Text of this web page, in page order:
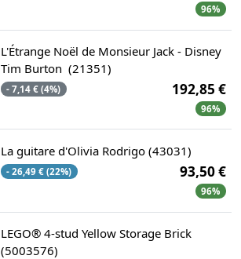
96%
L'Étrange Noël de Monsieur Jack - Disney
Tim Burton (21351)
- 7,14 € (4%) 192,85 €
96%
La guitare d'Olivia Rodrigo (43031)
- 26,49 € (22%) 93,50 €
96%
LEGO® 4-stud Yellow Storage Brick
(5003576)